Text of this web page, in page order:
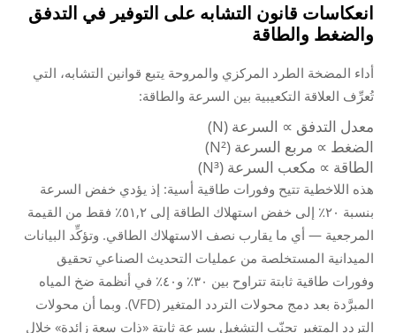
انعكاسات قانون التشابه على التوفير في التدفق
والضغط والطاقة
أداء المضخة الطرد المركزي والمروحة يتبع قوانين التشابه، التي
تُعرِّف العلاقة التكعيبية بين السرعة والطاقة:
معدل التدفق ∝ السرعة (N)
الضغط ∝ مربع السرعة (N²)
الطاقة ∝ مكعب السرعة (N³)
هذه اللاخطية تتيح وفورات طاقية أسية: إذ يؤدي خفض السرعة
بنسبة ٢٠٪ إلى خفض استهلاك الطاقة إلى ٥١,٢٪ فقط من القيمة
المرجعية — أي ما يقارب نصف الاستهلاك الطاقي. وتؤكِّد البيانات
الميدانية المستخلصة من عمليات التحديث الصناعي تحقيق
وفورات طاقية ثابتة تتراوح بين ٣٠٪ و٤٠٪ في أنظمة ضخ المياه
المبرَّدة بعد دمج محولات التردد المتغير (VFD). وبما أن محولات
التردد المتغير تجنّب التشغيل بسرعة ثابتة «ذات سعة زائدة» خلال